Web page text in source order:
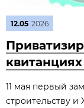
12.05 2026
11 мая первый
строительству